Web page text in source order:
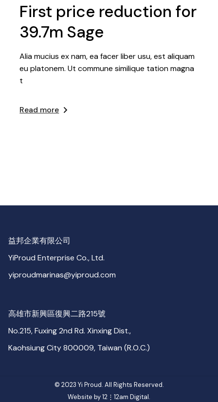
First price reduction for
39.7m Sage
Alia mucius ex nam, ea facer liber usu, est aliquam
eu platonem. Ut commune similique tation magna
t
Read more
益邦企業有限公司
YiProud Enterprise Co., Ltd.
yiproudmarinas@yiproud.com
高雄市新興區復興二路215號
No.215, Fuxing 2nd Rd. Xinxing Dist.,
Kaohsiung City 800009, Taiwan (R.O.C.)
© 2023 Yi Proud. All Rights Reserved.
Website by 12⋮12am Digital.